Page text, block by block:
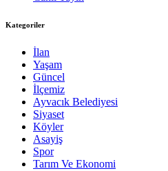
Kategoriler
İlan
Yaşam
Güncel
İlçemiz
Ayvacık Belediyesi
Siyaset
Köyler
Asayiş
Spor
Tarım Ve Ekonomi